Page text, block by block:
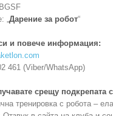
„Дарение за робот“
и повече информация:
461 (Viber/WhatsApp)
срещу подкрепата
тренировка с робота –